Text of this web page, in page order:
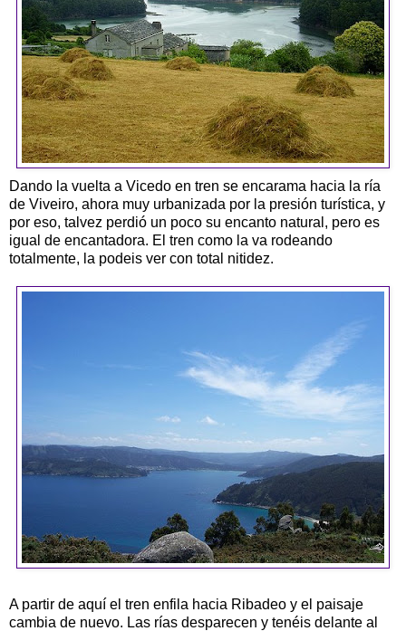
Dando la vuelta a Vicedo en tren se encarama hacia la ría
de Viveiro, ahora muy urbanizada por la presión turística, y
por eso, talvez perdió un poco su encanto natural, pero es
igual de encantadora. El tren como la va rodeando
totalmente, la podeis ver con total nitidez.
A partir de aquí el tren enfila hacia Ribadeo y el paisaje
cambia de nuevo. Las rías desparecen y tenéis delante al